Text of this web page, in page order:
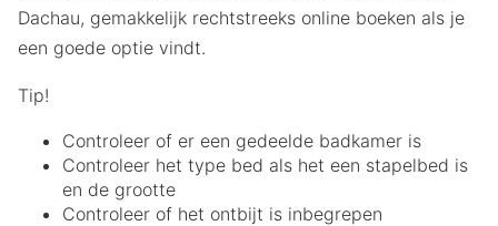
Dachau, gemakkelijk rechtstreeks online boeken als je
een goede optie vindt.
Tip!
Controleer of er een gedeelde badkamer is
Controleer het type bed als het een stapelbed is
en de grootte
Controleer of het ontbijt is inbegrepen